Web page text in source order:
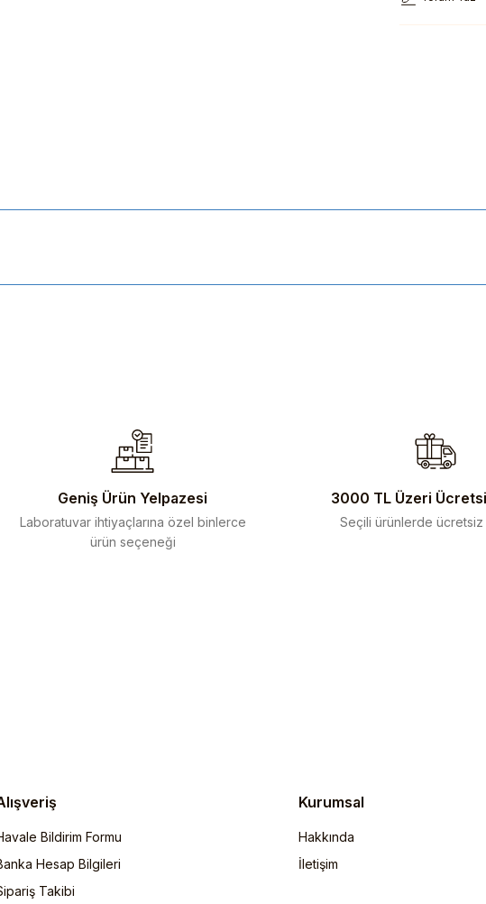
Geniş Ürün Yelpazesi
Laboratuvar ihtiyaçlarına özel binlerce
ürün seçeneği
3000 TL Üzeri
Seçili ürünlerde ücretsiz
Bildirim Formu
Hesap Bilgileri
Takibi
Kurumsal
Hakkında
İletişim